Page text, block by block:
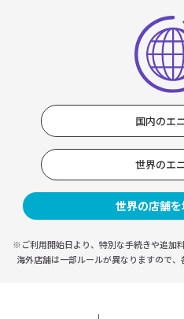
国内のエ
世界のエ
世界の店舗
※ご利用開始日より、特別な手続きや追加
海外店舗は一部ルールが異なりますので、